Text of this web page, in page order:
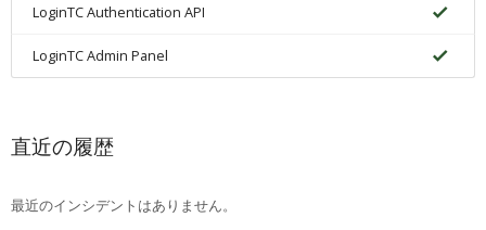
LoginTC Authentication API
LoginTC Admin Panel
直近の履歴
最近のインシデントはありません。